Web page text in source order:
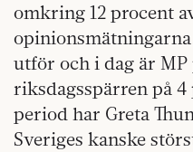
omkring 12 procent
utför och i dag är
riksdagsspärren på
period har Greta
Sveriges kanske